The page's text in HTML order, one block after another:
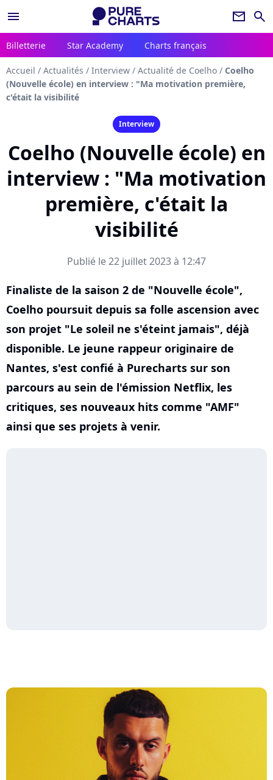
menu newsletter search
Billetterie Star Academy Charts français
Accueil / Actualités / Interview / Actualité de Coelho / Coelho
(Nouvelle école) en interview : "Ma motivation première,
c'était la visibilité
Interview
Coelho (Nouvelle école) en
interview : "Ma motivation
première, c'était la
visibilité
Publié le 22 juillet 2023 à 12:47
Finaliste de la saison 2 de "Nouvelle école",
Coelho poursuit depuis sa folle ascension avec
son projet "Le soleil ne s'éteint jamais", déjà
disponible. Le jeune rappeur originaire de
Nantes, s'est confié à Purecharts sur son
parcours au sein de l'émission Netflix, les
critiques, ses nouveaux hits comme "AMF"
ainsi que ses projets à venir.